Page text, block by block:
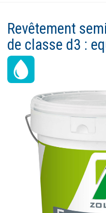
Ouvrir un
Revêtement
de classe d3 :